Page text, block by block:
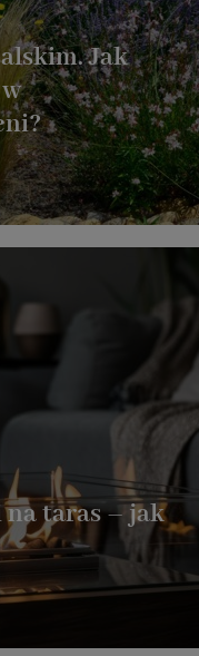
Jak
taras – jak